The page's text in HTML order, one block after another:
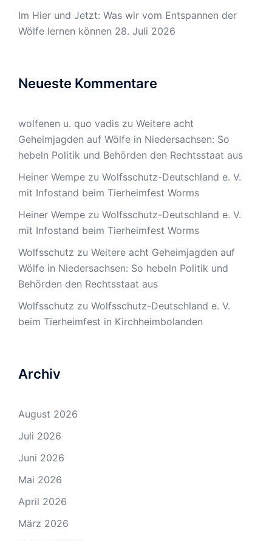
Im Hier und Jetzt: Was wir vom Entspannen der
Wölfe lernen können 28. Juli 2026
Neueste Kommentare
wolfenen u. quo vadis zu Weitere acht
Geheimjagden auf Wölfe in Niedersachsen: So
hebeln Politik und Behörden den Rechtsstaat aus
Heiner Wempe zu Wolfsschutz-Deutschland e. V.
mit Infostand beim Tierheimfest Worms
Heiner Wempe zu Wolfsschutz-Deutschland e. V.
mit Infostand beim Tierheimfest Worms
Wolfsschutz zu Weitere acht Geheimjagden auf
Wölfe in Niedersachsen: So hebeln Politik und
Behörden den Rechtsstaat aus
Wolfsschutz zu Wolfsschutz-Deutschland e. V.
beim Tierheimfest in Kirchheimbolanden
Archiv
August 2026
Juli 2026
Juni 2026
Mai 2026
April 2026
März 2026